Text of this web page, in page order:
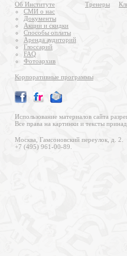
Об Институте
СМИ о нас
Документы
Акции и скидки
Способы оплаты
Аренда аудиторий
Глоссарий
FAQ
Фотоархив
Тренеры
Корпоративные программы
Использование материалов сайта
Все права на картинки и тексты
Москва, Гамсоновский переулок, д. 2.
+7 (495) 961-00-89.